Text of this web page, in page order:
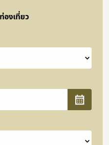
องเที่ยว